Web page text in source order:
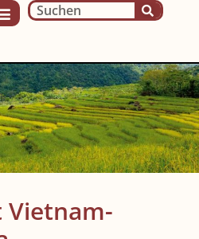
Vietnam-